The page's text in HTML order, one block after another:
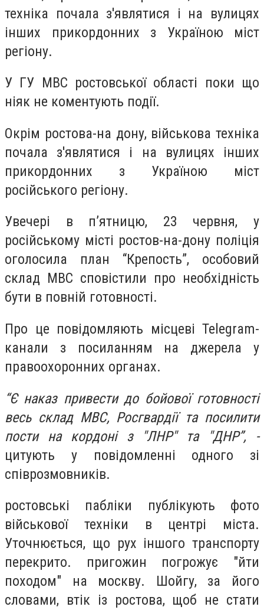
техніка почала з'являтися і на вулицях
інших прикордонних з Україною міст
регіону.
У ГУ МВС ростовської області поки що
ніяк не коментують події.
Окрім ростова-на дону, військова техніка
почала з'являтися і на вулицях інших
прикордонних з Україною міст
російського регіону.
Увечері в п’ятницю, 23 червня, у
російському місті ростов-на-дону поліція
оголосила план “Крепость”, особовий
склад МВС сповістили про необхідність
бути в повній готовності.
Про це повідомляють місцеві Telegram-
канали з посиланням на джерела у
правоохоронних органах.
“Є наказ привести до бойової готовності
весь склад МВС, Росгвардії та посилити
пости на кордоні з "ЛНР" та "ДНР”, -
цитують у повідомленні одного зі
співрозмовників.
ростовські пабліки публікують фото
військової техніки в центрі міста.
Уточнюється, що рух іншого транспорту
перекрито. пригожин погрожує "йти
походом" на москву. Шойгу, за його
словами, втік із ростова, щоб не стати